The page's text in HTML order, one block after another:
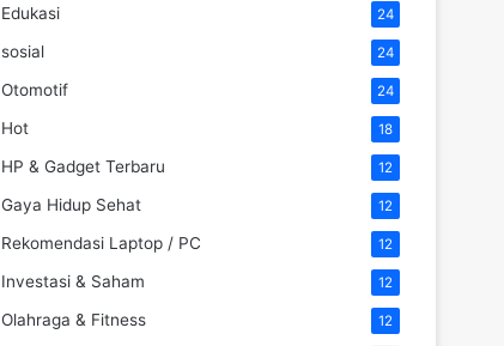
Edukasi 24
sosial 24
Otomotif 24
Hot 18
HP & Gadget Terbaru 12
Gaya Hidup Sehat 12
Rekomendasi Laptop / PC 12
Investasi & Saham 12
Olahraga & Fitness 12